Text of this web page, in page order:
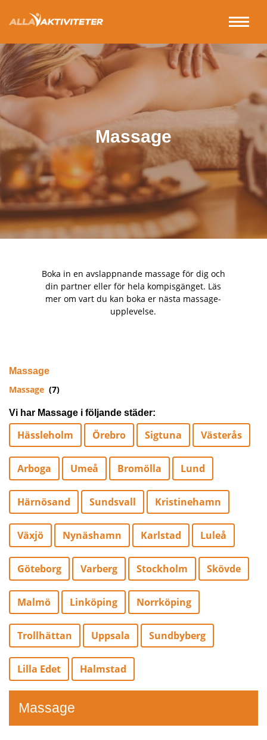
Massage
Boka in en avslappnande massage för dig och
din partner eller för hela kompisgänget. Läs
mer om vart du kan boka er nästa massage-
upplevelse.
Massage
Massage (7)
Vi har Massage i följande städer:
Hässleholm Örebro Sigtuna Västerås
Arboga Umeå Bromölla Lund
Härnösand Sundsvall Kristinehamn
Växjö Nynäshamn Karlstad Luleå
Göteborg Varberg Stockholm Skövde
Malmö Linköping Norrköping
Trollhättan Uppsala Sundbyberg
Lilla Edet Halmstad
Massage